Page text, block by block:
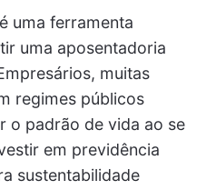
uma ferramenta
uma aposentadoria
muitas
regimes públicos
o padrão de vida ao se
em previdência
sustentabilidade